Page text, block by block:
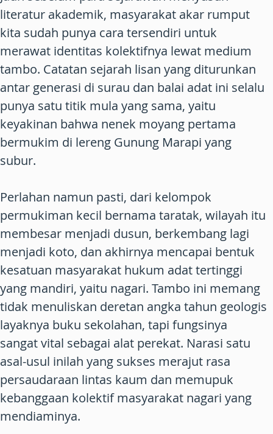
literatur akademik, masyarakat akar rumput
kita sudah punya cara tersendiri untuk
merawat identitas kolektifnya lewat medium
tambo. Catatan sejarah lisan yang diturunkan
antar generasi di surau dan balai adat ini selalu
punya satu titik mula yang sama, yaitu
keyakinan bahwa nenek moyang pertama
bermukim di lereng Gunung Marapi yang
subur.
Perlahan namun pasti, dari kelompok
permukiman kecil bernama taratak, wilayah itu
membesar menjadi dusun, berkembang lagi
menjadi koto, dan akhirnya mencapai bentuk
kesatuan masyarakat hukum adat tertinggi
yang mandiri, yaitu nagari. Tambo ini memang
tidak menuliskan deretan angka tahun geologis
layaknya buku sekolahan, tapi fungsinya
sangat vital sebagai alat perekat. Narasi satu
asal-usul inilah yang sukses merajut rasa
persaudaraan lintas kaum dan memupuk
kebanggaan kolektif masyarakat nagari yang
mendiaminya.